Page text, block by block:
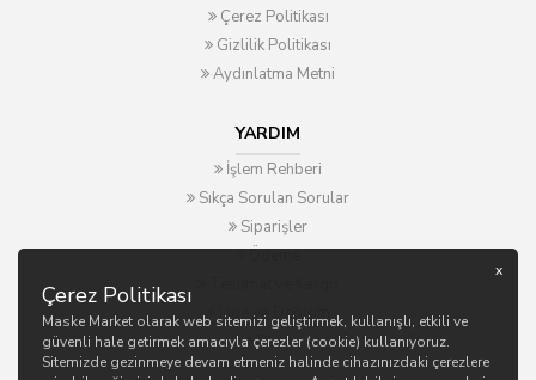
Çerez Politikası
Gizlilik Politikası
Aydınlatma Metni
YARDIM
İşlem Rehberi
Sıkça Sorulan Sorular
Siparişler
Ödeme
İade ve Değişim
Blog
x
Çerez Politikası
Maske Market olarak web sitemizi geliştirmek, kullanışlı, etkili ve
güvenli hale getirmek amacıyla çerezler (cookie) kullanıyoruz.
Sitemizde gezinmeye devam etmeniz halinde cihazınızdaki çerezlere